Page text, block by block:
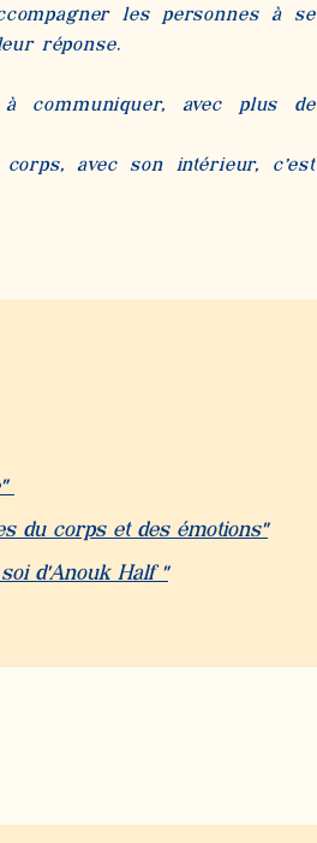
les personnes à se
réponse.
communiquer, avec plus de
avec son intérieur, c’est
du corps et des émotions"
d'Anouk Half "